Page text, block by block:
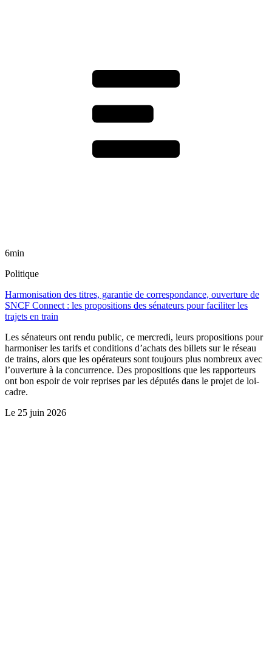
6min
Politique
Harmonisation des titres, garantie de correspondance, ouverture de
SNCF Connect : les propositions des sénateurs pour faciliter les
trajets en train
Les sénateurs ont rendu public, ce mercredi, leurs propositions pour
harmoniser les tarifs et conditions d’achats des billets sur le réseau
de trains, alors que les opérateurs sont toujours plus nombreux avec
l’ouverture à la concurrence. Des propositions que les rapporteurs
ont bon espoir de voir reprises par les députés dans le projet de loi-
cadre.
Le 25 juin 2026